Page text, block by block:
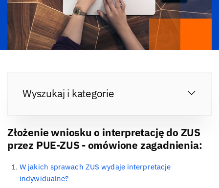
Wyszukaj i kategorie
Złożenie wniosku o interpretację do ZUS
przez PUE-ZUS - omówione zagadnienia:
W jakich sprawach ZUS wydaje interpretacje
indywidualne?